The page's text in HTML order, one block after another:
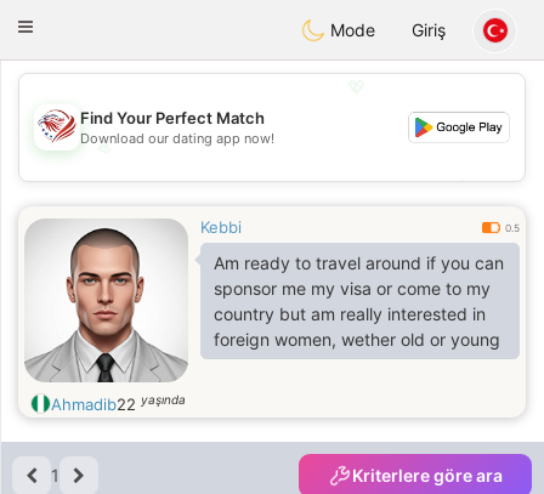
Dating
Toggle
Mode Giriş
💖
💕
Find Your Perfect Match
Download our dating app now!
Kebbi 0.5
Am ready to travel around if you can
sponsor me my visa or come to my
country but am really interested in
foreign women, wether old or young
Ahmadib22 yaşında
1 Kriterlere göre ara